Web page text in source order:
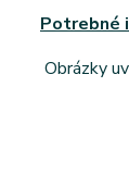
Potrebné
Obrázky